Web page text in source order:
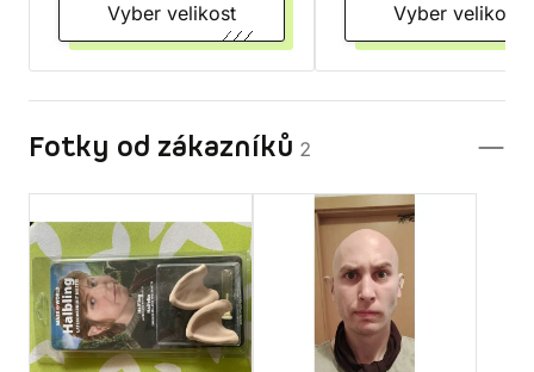
Vyber velikost Vyber velikost
Fotky od zákazníků 2